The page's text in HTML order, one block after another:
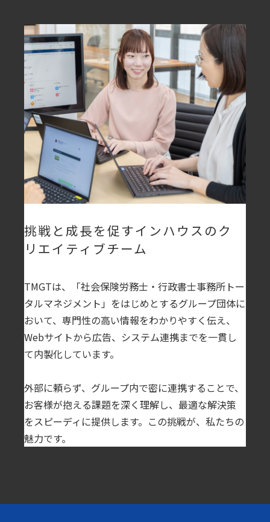
挑戦と成長を促すインハウスのク
リエイティブチーム
TMGTは、「社会保険労務士・行政書士事務所トー
タルマネジメント」をはじめとするグループ団体に
おいて、専門性の高い情報をわかりやすく伝え、
Webサイトから広告、システム連携までを一貫し
て内製化しています。
外部に頼らず、グループ内で密に連携することで、
お客様が抱える課題を深く理解し、最適な解決策
をスピーディに提供します。この挑戦が、私たちの
魅力です。